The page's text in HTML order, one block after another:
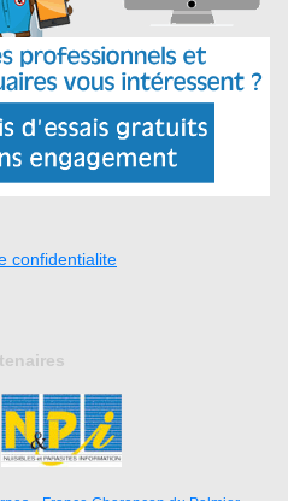
confidentialite